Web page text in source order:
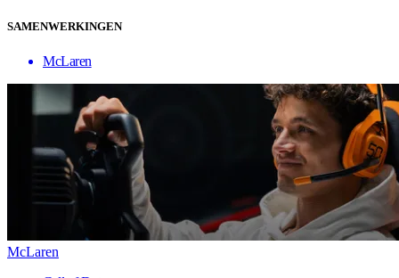
SAMENWERKINGEN
McLaren
McLaren